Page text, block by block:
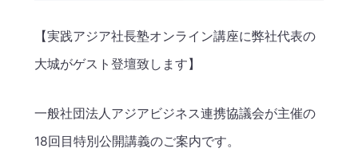
【実践アジア社長塾オンライン講座に弊社代表の
大城がゲスト登壇致します】
一般社団法人アジアビジネス連携協議会が主催の
18回目特別公開講義のご案内です。